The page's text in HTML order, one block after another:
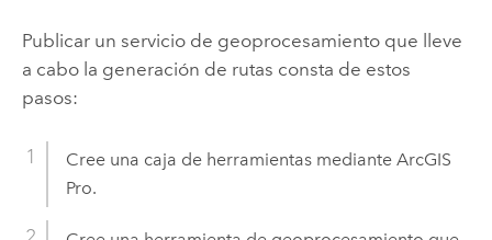
Publicar un servicio de geoprocesamiento que lleve
a cabo la generación de rutas consta de estos
pasos:
Cree una caja de herramientas mediante ArcGIS
Pro.